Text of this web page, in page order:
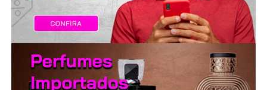
LANÇAMENTOS